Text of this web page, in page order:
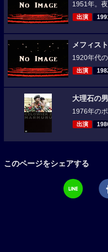
1951年。
出演
メフィスト
1920年代
出演
大理石の男
1976年の
出演
このページをシェアする